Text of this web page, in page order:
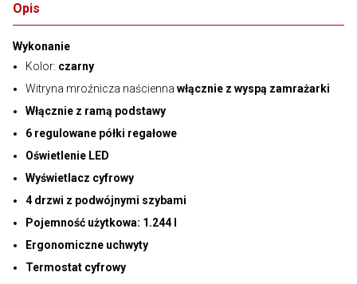
Opis
Wykonanie
Kolor: czarny
Witryna mroźnicza naścienna włącznie z wyspą zamrażarki
Włącznie z ramą podstawy
6 regulowane półki regałowe
Oświetlenie LED
Wyświetlacz cyfrowy
4 drzwi z podwójnymi szybami
Pojemność użytkowa: 1.244 l
Ergonomiczne uchwyty
Termostat cyfrowy